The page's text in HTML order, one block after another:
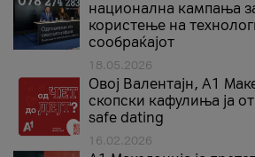
национална кампања
користење на
сообраќајот
18.05.2026
Овој Валентајн, A1
скопски кафулиња ја
safe dating
16.02.2026